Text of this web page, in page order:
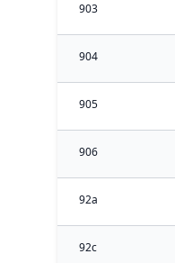
903
904
905
906
92a
92c